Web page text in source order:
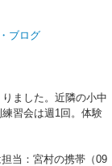
ブログ
ました。近隣の小中
習会は週1回。体験
当：宮村の携帯（09